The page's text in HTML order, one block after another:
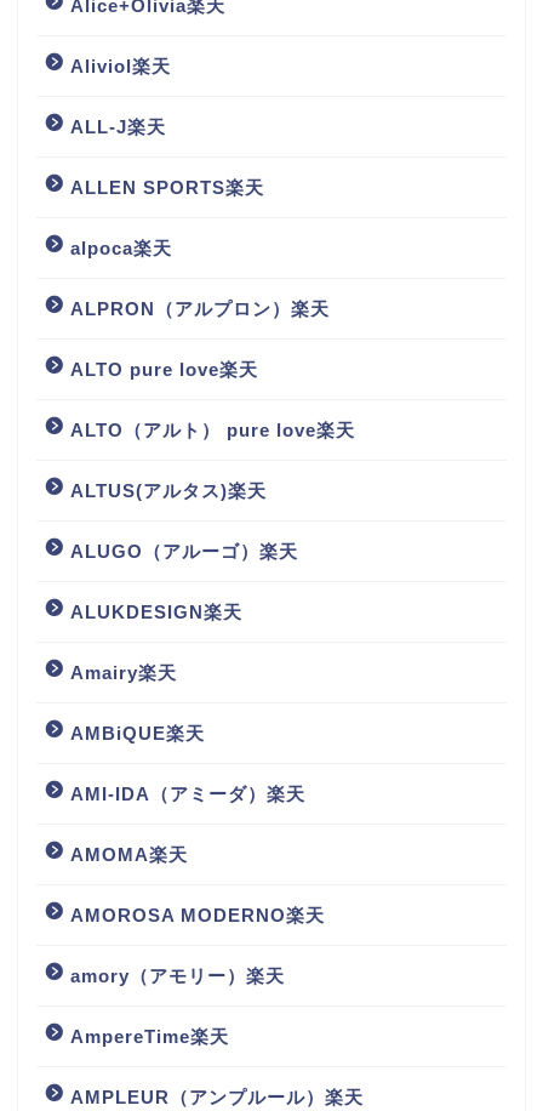
Alice+Olivia楽天
Aliviol楽天
ALL-J楽天
ALLEN SPORTS楽天
alpoca楽天
ALPRON（アルプロン）楽天
ALTO pure love楽天
ALTO（アルト） pure love楽天
ALTUS(アルタス)楽天
ALUGO（アルーゴ）楽天
ALUKDESIGN楽天
Amairy楽天
AMBiQUE楽天
AMI-IDA（アミーダ）楽天
AMOMA楽天
AMOROSA MODERNO楽天
amory（アモリー）楽天
AmpereTime楽天
AMPLEUR（アンプルール）楽天